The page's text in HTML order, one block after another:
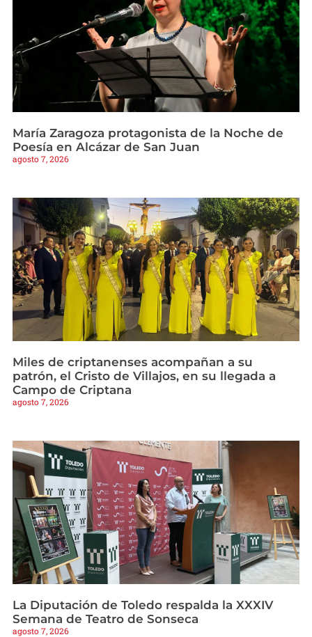
María Zaragoza protagonista de la Noche de
Poesía en Alcázar de San Juan
agosto 7, 2026
Miles de criptanenses acompañan a su
patrón, el Cristo de Villajos, en su llegada a
Campo de Criptana
agosto 7, 2026
La Diputación de Toledo respalda la XXXIV
Semana de Teatro de Sonseca
agosto 7, 2026